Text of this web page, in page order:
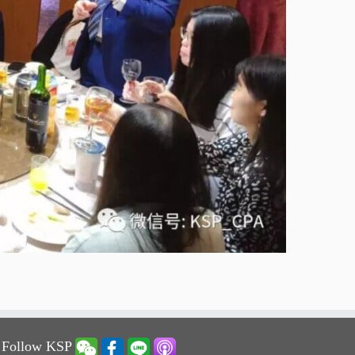
Follow KSP